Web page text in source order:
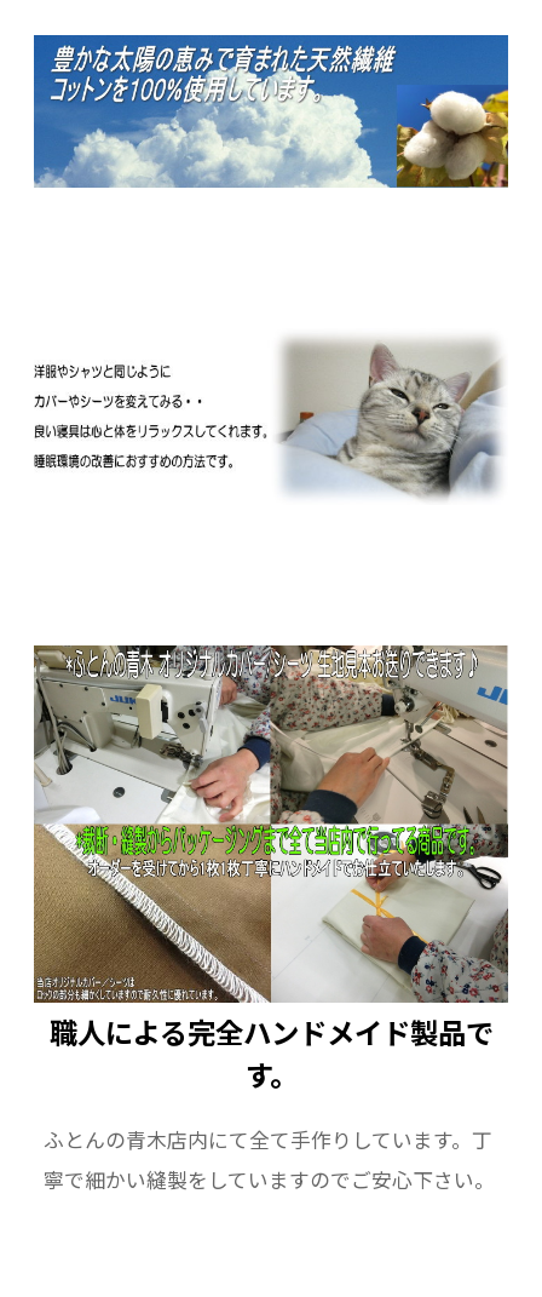
*ヤマト運輸メール便（ネコポス便）で送料無料
でお送りします。ポスト投函となる商品です。複
数商品と同梱出荷のときは荷物サイズによって
は普通宅配便となることがあります。
こちらの枕カバーは一般的な形状のそば枕やパ
立体一体成形型タイプの枕の場合
枕の実寸が枕カバーのサイズと同じでも対応出
来ない場合がございます。
当方では判断出来かねますので特殊な形状の枕
のときは専用の枕カバーをご利用になるか、
対応出来る汎用の枕カバーサイズを説明書やお
職人による完全ハンドメイド製品で
す。
ふとんの青木店内にて全て手作りしています。丁
寧で細かい縫製をしていますのでご安心下さい。